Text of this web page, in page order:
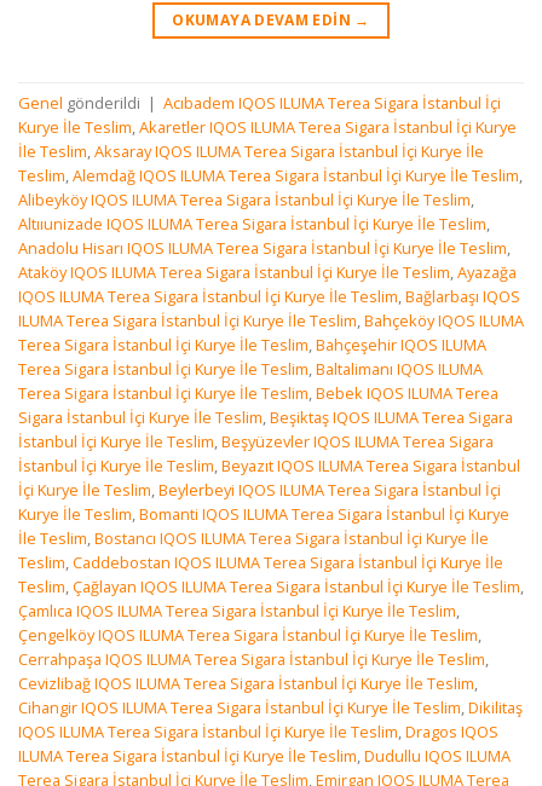
OKUMAYA DEVAM EDIN →
Genel gönderildi | Acıbadem IQOS ILUMA Terea Sigara İstanbul İçi
Kurye İle Teslim,Akaretler IQOS ILUMA Terea Sigara İstanbul İçi Kurye
İle Teslim,Aksaray IQOS ILUMA Terea Sigara İstanbul İçi Kurye İle
Teslim,Alemdağ IQOS ILUMA Terea Sigara İstanbul İçi Kurye İle Teslim,
Alibeyköy IQOS ILUMA Terea Sigara İstanbul İçi Kurye İle Teslim,
Altııunizade IQOS ILUMA Terea Sigara İstanbul İçi Kurye İle Teslim,
Anadolu Hisarı IQOS ILUMA Terea Sigara İstanbul İçi Kurye İle Teslim,
Ataköy IQOS ILUMA Terea Sigara İstanbul İçi Kurye İle Teslim,Ayazağa
IQOS ILUMA Terea Sigara İstanbul İçi Kurye İle Teslim,Bağlarbaşı IQOS
ILUMA Terea Sigara İstanbul İçi Kurye İle Teslim,Bahçeköy IQOS ILUMA
Terea Sigara İstanbul İçi Kurye İle Teslim,Bahçeşehir IQOS ILUMA
Terea Sigara İstanbul İçi Kurye İle Teslim,Baltalimanı IQOS ILUMA
Terea Sigara İstanbul İçi Kurye İle Teslim,Bebek IQOS ILUMA Terea
Sigara İstanbul İçi Kurye İle Teslim,Beşiktaş IQOS ILUMA Terea Sigara
İstanbul İçi Kurye İle Teslim,Beşyüzevler IQOS ILUMA Terea Sigara
İstanbul İçi Kurye İle Teslim,Beyazıt IQOS ILUMA Terea Sigara İstanbul
İçi Kurye İle Teslim,Beylerbeyi IQOS ILUMA Terea Sigara İstanbul İçi
Kurye İle Teslim,Bomanti IQOS ILUMA Terea Sigara İstanbul İçi Kurye
İle Teslim,Bostancı IQOS ILUMA Terea Sigara İstanbul İçi Kurye İle
Teslim,Caddebostan IQOS ILUMA Terea Sigara İstanbul İçi Kurye İle
Teslim,Çağlayan IQOS ILUMA Terea Sigara İstanbul İçi Kurye İle Teslim,
Çamlıca IQOS ILUMA Terea Sigara İstanbul İçi Kurye İle Teslim,
Çengelköy IQOS ILUMA Terea Sigara İstanbul İçi Kurye İle Teslim,
Cerrahpaşa IQOS ILUMA Terea Sigara İstanbul İçi Kurye İle Teslim,
Cevizlibağ IQOS ILUMA Terea Sigara İstanbul İçi Kurye İle Teslim,
Cihangir IQOS ILUMA Terea Sigara İstanbul İçi Kurye İle Teslim,Dikilitaş
IQOS ILUMA Terea Sigara İstanbul İçi Kurye İle Teslim,Dragos IQOS
ILUMA Terea Sigara İstanbul İçi Kurye İle Teslim,Dudullu IQOS ILUMA
Terea Sigara İstanbul İçi Kurye İle Teslim,Emirgan IQOS ILUMA Terea